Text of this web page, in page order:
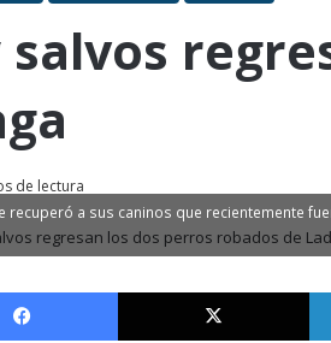
salvos
de lectura
recuperó a sus caninos que recientemente
Facebook X